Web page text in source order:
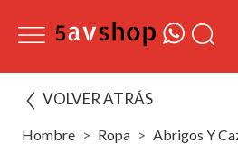
VOLVER ATRÁS
Hombre Ropa
Abrigos Y